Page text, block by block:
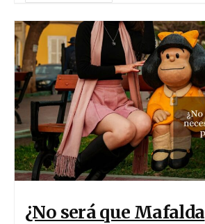
¿No será que Mafalda